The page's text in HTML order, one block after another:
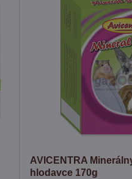
AVICENTRA
hlodavce 170g